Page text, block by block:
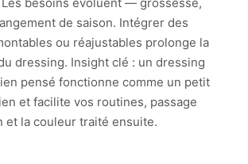
de saison. Intégrer des
ou réajustables prolonge la
dressing. Insight clé : un dressing
pensé fonctionne comme un petit
et facilite vos routines, passage
et la couleur traité ensuite.